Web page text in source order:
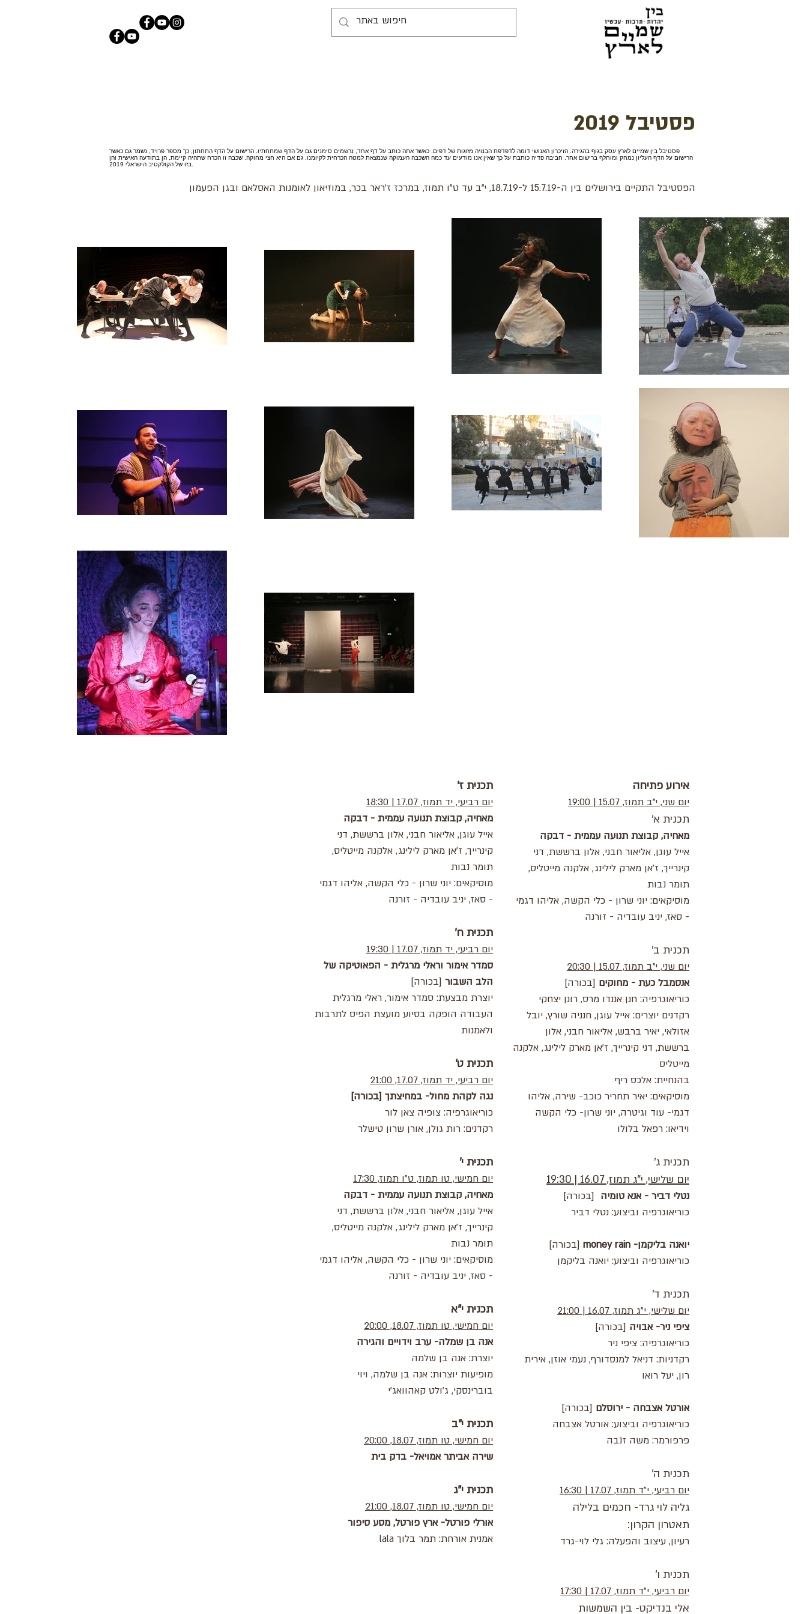
פסטיבל 2019
פסטיבל בין שמיים לארץ עסק בגוף בהגירה. הזיכרון האנושי דומה לדפדפת הבנויה מזוגות של דפים. כאשר אתה כותב על דף אחד, נרשמים סימנים גם על הדף שמתחתיו. הרישום על הדף התחתון, כך מספר פרויד, נשמר גם כאשר
הרישום על הדף העליון נמחק ומוחלף ברישום אחר. חביבה פדיה כותבת על כך שאין אנו מודעים עד כמה השכבה העמוקה שנמצאת למטה הכרחית לקיומנו, גם אם היא חצי מחוקה. שכבה זו הכרח שתהיה קיימת, הן בתודעה האישית והן
הפסטיבל התקיים בירושלים בין ה-15.7.19 ל-18.7.19, י"ב עד ט"ו תמוז, במרכז ז'ראר בכר, במוזיאון לאומנות האסלאם ובגן הפעמון
תכנית ז'
יום רביעי, יד תמוז, 17.07 | 18:30
מאחיה, קבוצת תנועה עממית - דבקה
אייל עוגן, אליאור חבני, אלון ברששת, דני
קינרייך, ז'אן מארק לילינג, אלקנה מייטליס,
תומר נבות
מוסיקאים: יוני שרון - כלי הקשה, אליהו דגמי
- סאז, יניב עובדיה - זורנה
תכנית ח'
יום רביעי, יד תמוז, 17.07 | 19:30
סמדר אימור וראלי מרגלית - הפאוטיקה של
הלב השבור [בכורה]
יוצרת מבצעת: סמדר אימור, ראלי מרגלית
העבודה הופקה בסיוע מועצת הפיס לתרבות
ולאמנות
תכנית ט'
יום רביעי, יד תמוז, 17.07, 21:00
נגה לקהת מחול- במחיצתך [בכורה]
כוריאוגרפיה: צופיה צאן לור
רקדנים: רות גולן, אורן שרון טישלר
תכנית י'
יום חמישי, טו תמוז, ט"ו תמוז, 17:30
מאחיה, קבוצת תנועה עממית - דבקה
אייל עוגן, אליאור חבני, אלון ברששת, דני
קינרייך, ז'אן מארק לילינג, אלקנה מייטליס,
תומר נבות
מוסיקאים: יוני שרון - כלי הקשה, אליהו דגמי
- סאז, יניב עובדיה - זורנה
תכנית י"א
יום חמישי, טו תמוז, 18.07, 20:00
אנה בן שמלה- ערב וידויים והגירה
יוצרת: אנה בן שלמה
מופיעות יוצרות: אנה בן שלמה, ויוי
בוברינסקי, ג'ולט קאהוואג'י
תכנית י"ב
יום חמישי, טו תמוז, 18.07, 20:00
שירה אביתר אמויאל- בדק בית
תכנית י"ג
יום חמישי, טו תמוז, 18.07, 21:00
אורלי פורטל- ארץ פורטל, מסע סיפור
אמנית אורחת: תמר בלוך lala
אירוע פתיחה
יום שני, י"ב תמוז, 15.07 | 19:00
תכנית א'
מאחיה, קבוצת תנועה עממית - דבקה
אייל עוגן, אליאור חבני, אלון ברששת, דני
קינרייך, ז'אן מארק לילינג, אלקנה מייטליס,
תומר נבות
מוסיקאים: יוני שרון - כלי הקשה, אליהו דגמי
- סאז, יניב עובדיה - זורנה
תכנית ב'
יום שני, י"ב תמוז, 15.07 | 20:30
אנסמבל כעת - מחוקים [בכורה]
כוריאוגרפיה: חנן אננדו מרס, רונן יצחקי
רקדנים יוצרים: אייל עוגן, חנניה שורץ, יובל
אזולאי, יאיר ברבש, אליאור חבני, אלון
ברששת, דני קינרייך, ז'אן מארק לילינג, אלקנה
מייטליס
בהנחיית: אלכס ריף
מוסיקאים: יאיר תחריר כוכב- שירה, אליהו
דגמי- עוד וגיטרה, יוני שרון- כלי הקשה
וידיאו: רפאל בלולו
תכנית ג'
יום שלישי, י"ג תמוז, 16.07 | 19:30
נטלי דביר - אנא טומיה [בכורה]
כוריאוגרפיה וביצוע: נטלי דביר
יואנה בליקמן- money rain
[בכורה]
כוריאוגרפיה וביצוע: יואנה בליקמן
תכנית ד'
יום שלישי, י"ג תמוז, 16.07 | 21:00
ציפי ניר- אבויה [בכורה]
כוריאוגרפיה: ציפי ניר
רקדניות: דניאל למנסדורף, נעמי אוזן, אירית
רון, יעל רואו
אורטל אצבחה - ירוסלם [בכורה]
כוריאוגרפיה וביצוע: אורטל אצבחה
פרפורמר: משה זנבה
תכנית ה'
יום רביעי, י"ד תמוז, 17.07 | 16:30
גליה לוי גרד- חכמים בלילה
תאטרון הקרון:
רעיון, עיצוב והפעלה: גלי לוי-גרד
תכנית ו'
יום רביעי, י"ד תמוז, 17.07 | 17:30
אלי בנדיקט- בין השמשות